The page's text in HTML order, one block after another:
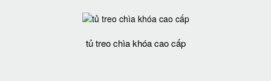
tủ treo chìa khóa cao cấp